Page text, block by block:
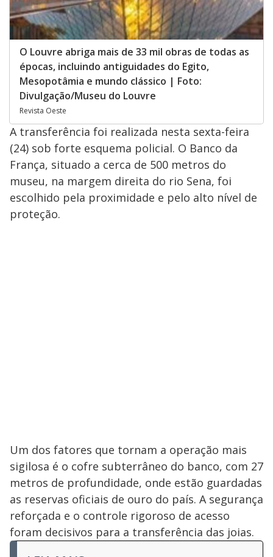
O Louvre abriga mais de 33 mil obras de todas as
épocas, incluindo antiguidades do Egito,
Mesopotâmia e mundo clássico | Foto:
Divulgação/Museu do Louvre
Revista Oeste
A transferência foi realizada nesta sexta-feira
(24) sob forte esquema policial. O Banco da
França, situado a cerca de 500 metros do
museu, na margem direita do rio Sena, foi
escolhido pela proximidade e pelo alto nível de
proteção.
Um dos fatores que tornam a operação mais
sigilosa é o cofre subterrâneo do banco, com 27
metros de profundidade, onde estão guardadas
as reservas oficiais de ouro do país. A segurança
reforçada e o controle rigoroso de acesso
foram decisivos para a transferência das joias.